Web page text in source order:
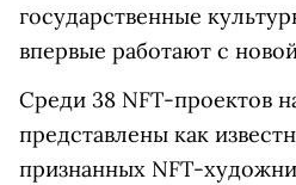
государственные
впервые работают с
Среди 38 NFT-проектов
представлены как
признанных NFT-